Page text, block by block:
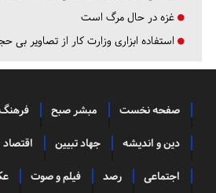
غزه در حال مرگ است
استفاده ابزاری وزارت کار از تصاویر بی
صفحه نخست مبشر صبح
دین و اندیشه جهاد تبیین
اجتماعی رصد فیلم و صوت